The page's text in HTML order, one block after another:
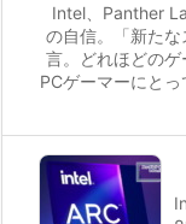
Intel、Panther
の自信。「新た
言。どれほどのゲ
PCゲーマーにと